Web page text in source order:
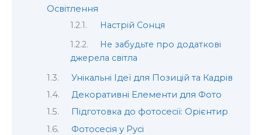
Освітлення
Настрій Сонця
Не забудьте про додаткові
джерела світла
Унікальні Ідеї для Позицій та Кадрів
Декоративні Елементи для Фото
Підготовка до фотосесії: Орієнтир
Фотосесія у Русі